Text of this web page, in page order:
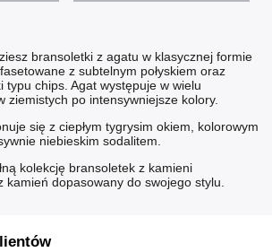
bransoletki z agatu w klasycznej formie
z subtelnym połyskiem oraz
typu chips. Agat występuje w wielu
ziemistych po intensywniejsze kolory.
się z ciepłym tygrysim okiem , kolorowym
niebieskim sodalitem
kolekcję bransoletek z kamieni
kamień dopasowany do swojego stylu.